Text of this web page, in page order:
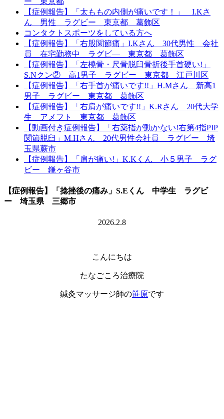
【症例報告】「太ももの内側が痛いです！」 I.Kさ
ん 男性 ラグビー 東京都 葛飾区
コンタクトスポーツをしている方へ
【症例報告】「右股関節痛」I.Kさん 30代男性 会社
員 在宅勤務中 ラグビ― 東京都 葛飾区
【症例報告】「左橈骨・尺骨脱臼骨折後手首硬い!」
S.Nクン② 高1男子 ラグビー 東京都 江戸川区
【症例報告】「右手首が痛いです!!」H.Mさん 新高1
男子 ラグビー 東京都 葛飾区
【症例報告】「右肩が痛いです!!」K.Rさん 20代大学
生 アメフト 東京都 葛飾区
【動画付き症例報告】「右薬指が動かない!右第4指PIP
関節脱臼」M.Hさん 20代男性会社員 ラグビー 埼
玉県蕨市
【症例報告】「肩が痛い!」K.Kくん 小５男子 ラグ
ビー 鎌ヶ谷市
【症例報告】「捻挫後の痛み」S.Eくん 中学生 ラグビ
ー 埼玉県 三郷市
2026.2.8
こんにちは
たなごころ治療院
鍼灸マッサージ師の笹原です